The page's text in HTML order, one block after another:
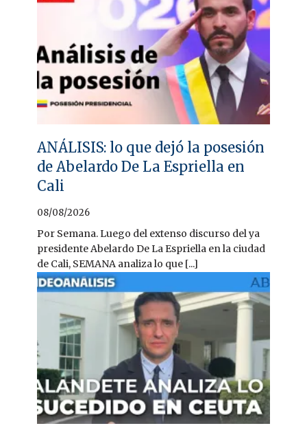
ANÁLISIS: lo que dejó la posesión
de Abelardo De La Espriella en
Cali
08/08/2026
Por Semana. Luego del extenso discurso del ya
presidente Abelardo De La Espriella en la ciudad
de Cali, SEMANA analiza lo que [...]